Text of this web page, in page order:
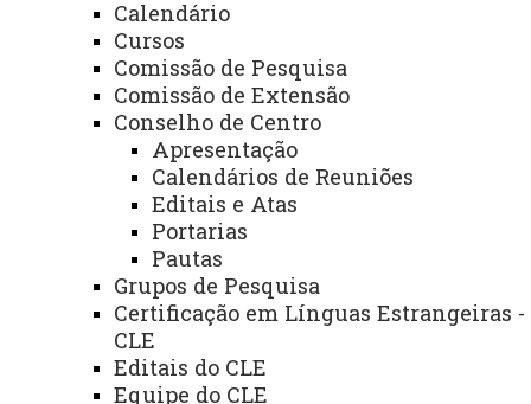
Webmail Sistemas
Arquivo Virtual
Calendário
Cursos
Comissão de Pesquisa
Comissão de Extensão
Conselho de Centro
Apresentação
Calendários de Reuniões
Editais e Atas
Portarias
Pautas
Grupos de Pesquisa
Certificação em Línguas Estrangeiras -
CLE
Editais do CLE
Equipe do CLE
Editais e Atas a partir de 2020
CLIQUE PARA ACESSAR EDITAIS E ATAS A PARTIR
DE 2020